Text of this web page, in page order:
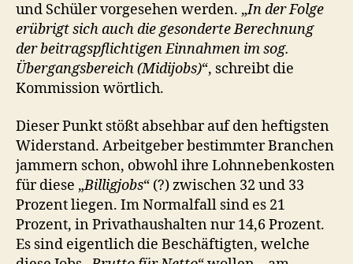
und Schüler vorgesehen werden. „In der Folge
erübrigt sich auch die gesonderte Berechnung
der beitragspflichtigen Einnahmen im sog.
Übergangsbereich (Midijobs)“, schreibt die
Kommission wörtlich.
Dieser Punkt stößt absehbar auf den heftigsten
Widerstand. Arbeitgeber bestimmter Branchen
jammern schon, obwohl ihre Lohnnebenkosten
für diese „Billigjobs“ (?) zwischen 32 und 33
Prozent liegen. Im Normalfall sind es 21
Prozent, in Privathaushalten nur 14,6 Prozent.
Es sind eigentlich die Beschäftigten, welche